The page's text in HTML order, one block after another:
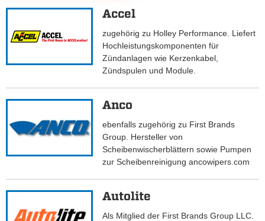
Accel
zugehörig zu Holley Performance. Liefert
Hochleistungskomponenten für
Zündanlagen wie Kerzenkabel,
Zündspulen und Module.
Anco
ebenfalls zugehörig zu First Brands
Group. Hersteller von
Scheibenwischerblättern sowie Pumpen
zur Scheibenreinigung ancowipers.com
Autolite
Als Mitglied der First Brands Group LLC.